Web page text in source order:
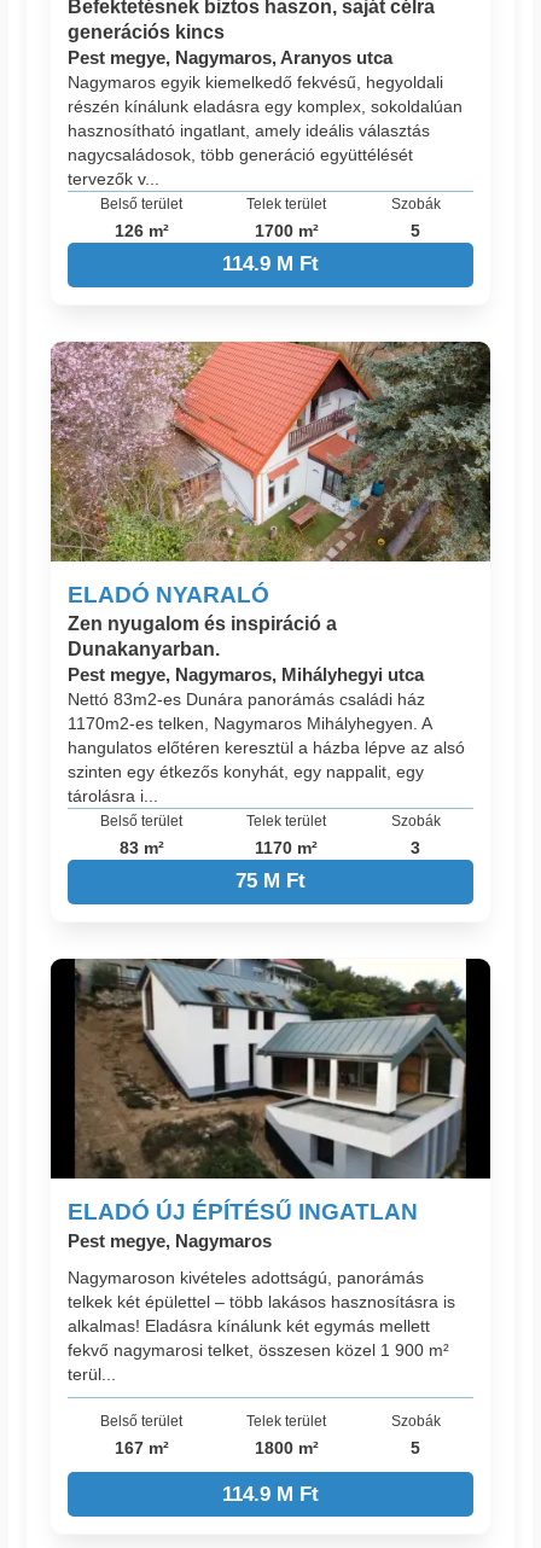
Befektetésnek biztos haszon, saját célra
generációs kincs
Pest megye, Nagymaros, Aranyos utca
Nagymaros egyik kiemelkedő fekvésű, hegyoldali
részén kínálunk eladásra egy komplex, sokoldalúan
hasznosítható ingatlant, amely ideális választás
nagycsaládosok, több generáció együttélését
tervezők v...
Belső terület
126 m²
Telek terület
1700 m²
Szobák
5
114.9 M Ft
ELADÓ NYARALÓ
Zen nyugalom és inspiráció a
Dunakanyarban.
Pest megye, Nagymaros, Mihályhegyi utca
Nettó 83m2-es Dunára panorámás családi ház
1170m2-es telken, Nagymaros Mihályhegyen. A
hangulatos előtéren keresztül a házba lépve az alsó
szinten egy étkezős konyhát, egy nappalit, egy
tárolásra i...
Belső terület
83 m²
Telek terület
1170 m²
Szobák
3
75 M Ft
ELADÓ ÚJ ÉPÍTÉSŰ INGATLAN
Pest megye, Nagymaros
Nagymaroson kivételes adottságú, panorámás
telkek két épülettel – több lakásos hasznosításra is
alkalmas! Eladásra kínálunk két egymás mellett
fekvő nagymarosi telket, összesen közel 1 900 m²
terül...
Belső terület
167 m²
Telek terület
1800 m²
Szobák
5
114.9 M Ft